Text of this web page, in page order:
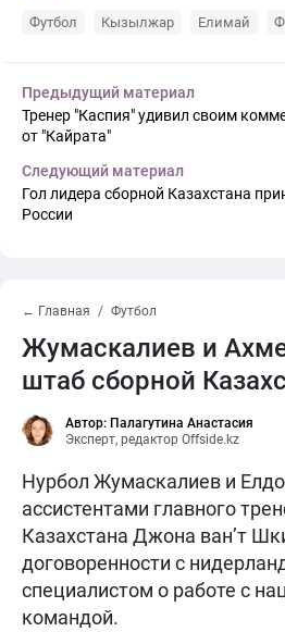
Футбол Кызылжар Елимай
Предыдущий материал
Тренер "Каспия" удивил своим
от "Кайрата"
Следующий материал
Гол лидера сборной Казахстана
России
← Главная Футбол
Жумаскалиев и
штаб сборной
Автор: Палагутина Анастасия
Эксперт, редактор Offside.kz
Нурбол Жумаскалиев и
ассистентами главного
Казахстана Джона ван’т
договоренности с
специалистом о работе с
командой.